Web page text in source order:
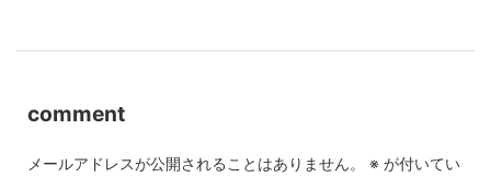
comment
メールアドレスが公開されることはありません。 ※ が付いてい